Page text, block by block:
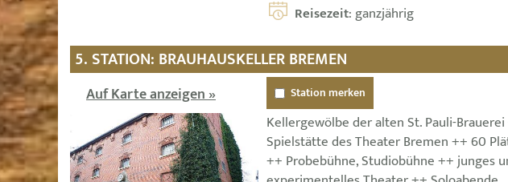
Reisezeit: ganzjährig
5. STATION: BRAUHAUSKELLER BREMEN
Auf Karte anzeigen » Station merken
Kellergewölbe der alten St. Pauli-
Spielstätte des Theater Bremen ++ 60
++ Probebühne, Studiobühne ++ junges